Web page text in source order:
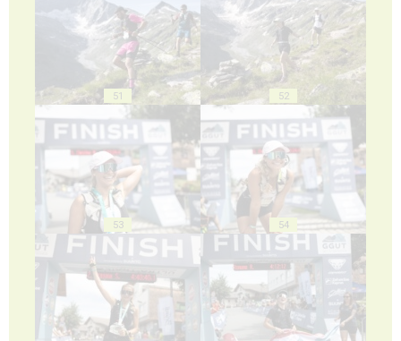
51 52
53 54